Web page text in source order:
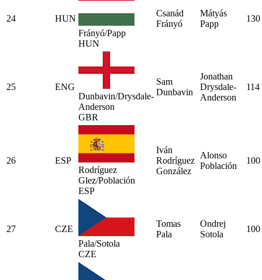
24
HUN
Frányó/Papp
HUN
Csanád
Frányó
Mátyás
Papp
130
25
ENG
Dunbavin/Drysdale-
Anderson
GBR
Sam
Dunbavin
Jonathan
Drysdale-
Anderson
114
26
ESP
Rodríguez
Glez/Población
ESP
Iván
Rodríguez
González
Alonso
Población
100
27
CZE
Pala/Sotola
CZE
Tomas
Pala
Ondrej
Sotola
100